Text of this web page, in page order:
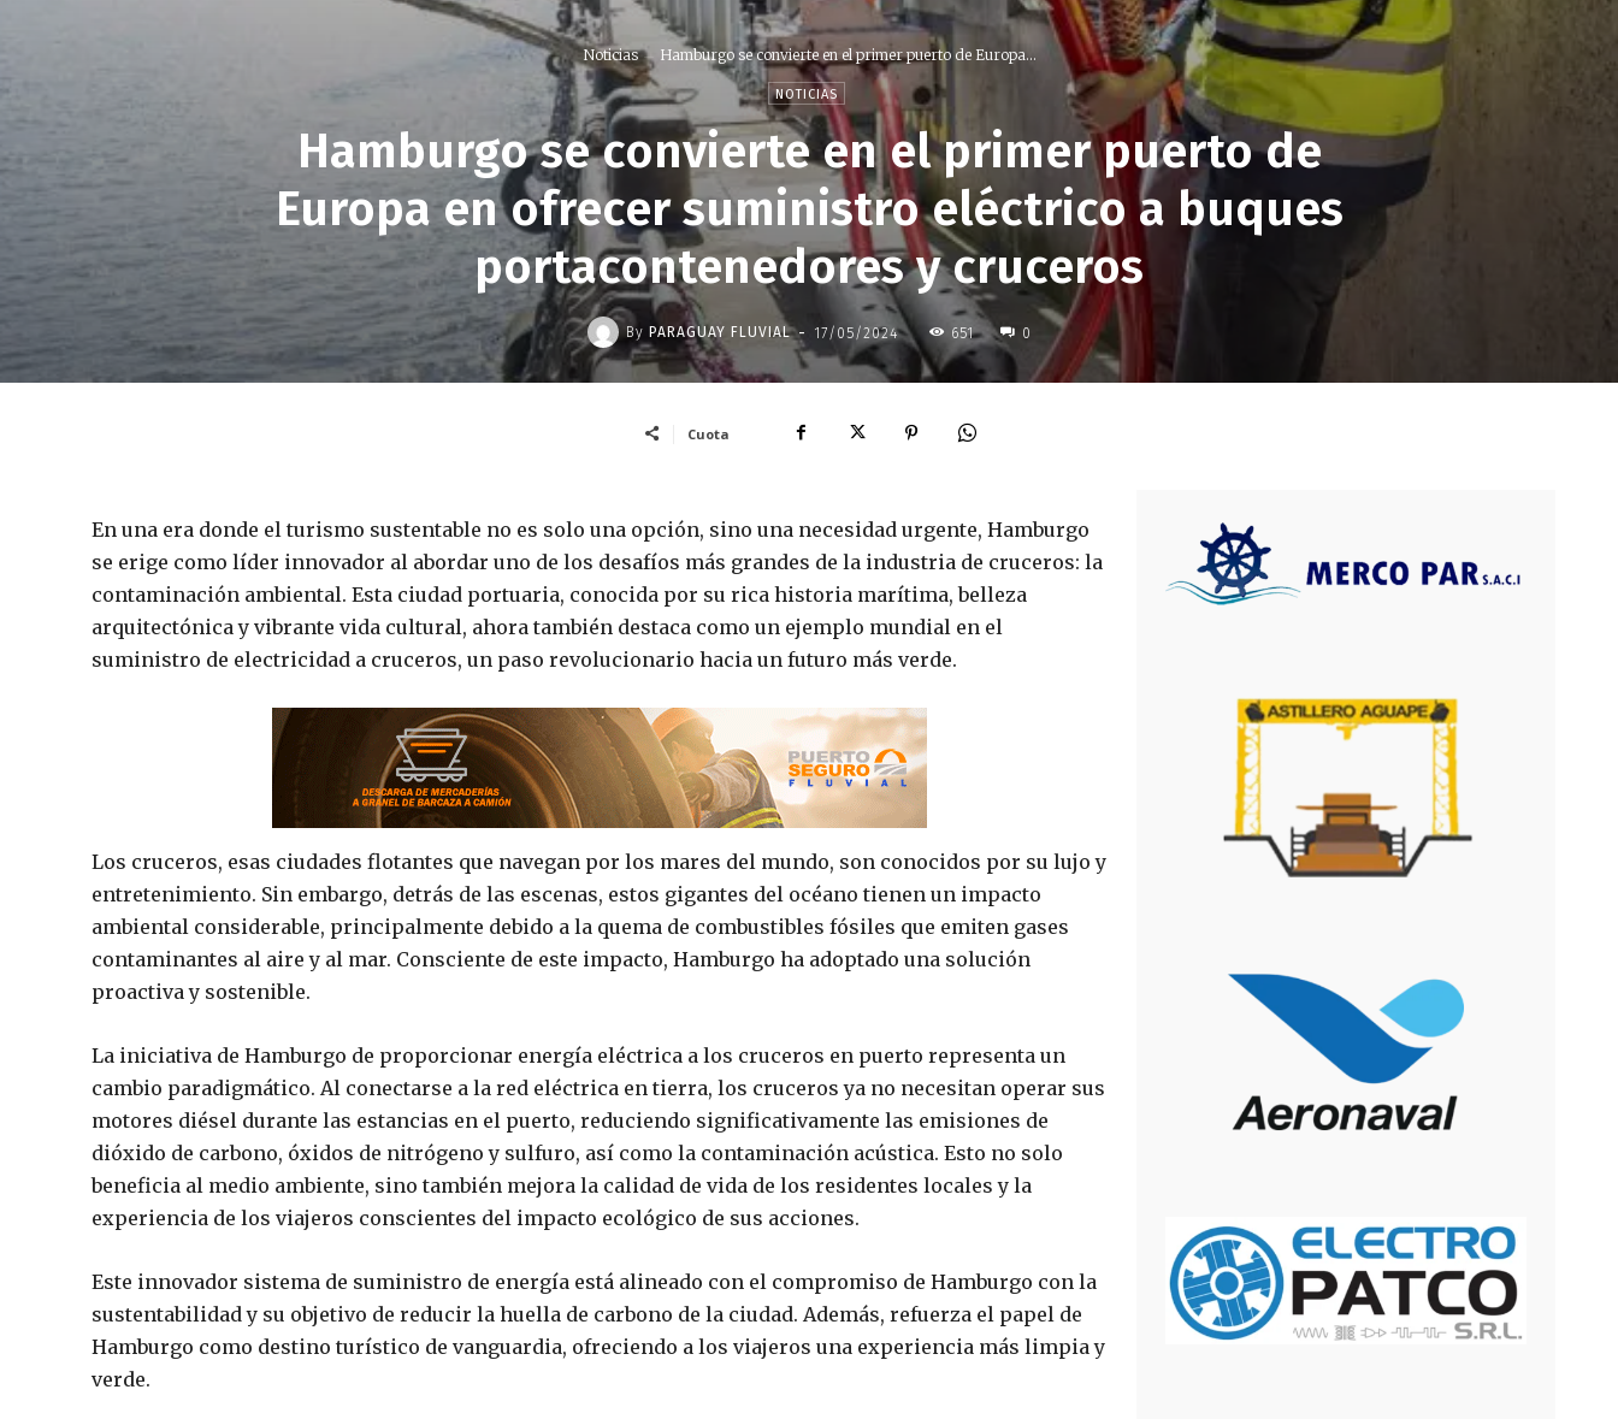
Noticias Hamburgo se convierte en el primer puerto de Europa...
NOTICIAS
Hamburgo se convierte en el primer puerto de
Europa en ofrecer suministro eléctrico a buques
portacontenedores y cruceros
By PARAGUAY FLUVIAL - 17/05/2024 651 0
Cuota
En una era donde el turismo sustentable no es solo una opción, sino una necesidad urgente, Hamburgo
se erige como líder innovador al abordar uno de los desafíos más grandes de la industria de cruceros: la
contaminación ambiental. Esta ciudad portuaria, conocida por su rica historia marítima, belleza
arquitectónica y vibrante vida cultural, ahora también destaca como un ejemplo mundial en el
suministro de electricidad a cruceros, un paso revolucionario hacia un futuro más verde.
Los cruceros, esas ciudades flotantes que navegan por los mares del mundo, son conocidos por su lujo y
entretenimiento. Sin embargo, detrás de las escenas, estos gigantes del océano tienen un impacto
ambiental considerable, principalmente debido a la quema de combustibles fósiles que emiten gases
contaminantes al aire y al mar. Consciente de este impacto, Hamburgo ha adoptado una solución
proactiva y sostenible.
La iniciativa de Hamburgo de proporcionar energía eléctrica a los cruceros en puerto representa un
cambio paradigmático. Al conectarse a la red eléctrica en tierra, los cruceros ya no necesitan operar sus
motores diésel durante las estancias en el puerto, reduciendo significativamente las emisiones de
dióxido de carbono, óxidos de nitrógeno y sulfuro, así como la contaminación acústica. Esto no solo
beneficia al medio ambiente, sino también mejora la calidad de vida de los residentes locales y la
experiencia de los viajeros conscientes del impacto ecológico de sus acciones.
Este innovador sistema de suministro de energía está alineado con el compromiso de Hamburgo con la
sustentabilidad y su objetivo de reducir la huella de carbono de la ciudad. Además, refuerza el papel de
Hamburgo como destino turístico de vanguardia, ofreciendo a los viajeros una experiencia más limpia y
verde.